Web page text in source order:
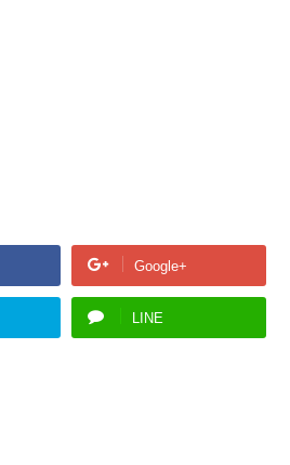
Google+
LINE